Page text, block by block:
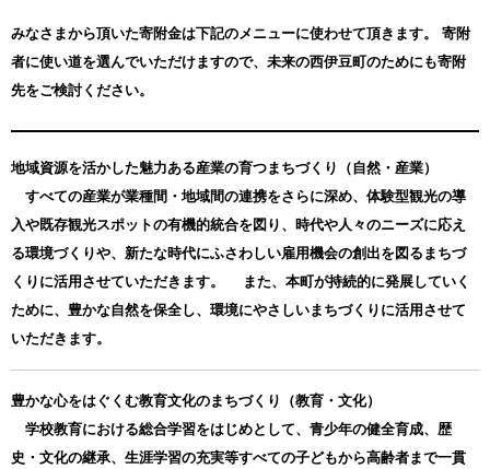
みなさまから頂いた寄附金は下記のメニューに使わせて頂きます。
寄附
者に使い道を選んでいただけますので、未来の西伊豆町のためにも寄附
先をご検討ください。
地域資源を活かした魅力ある産業の育つまちづくり（自然・産業）
すべての産業が業種間・地域間の連携をさらに深め、体験型観光の導
入や既存観光スポットの有機的統合を図り、時代や人々のニーズに応え
る環境づくりや、新たな時代にふさわしい雇用機会の創出を図るまちづ
くりに活用させていただきます。 また、本町が持続的に発展していく
ために、豊かな自然を保全し、環境にやさしいまちづくりに活用させて
いただきます。
豊かな心をはぐくむ教育文化のまちづくり（教育・文化）
学校教育における総合学習をはじめとして、青少年の健全育成、歴
史・文化の継承、生涯学習の充実等すべての子どもから高齢者まで一貫